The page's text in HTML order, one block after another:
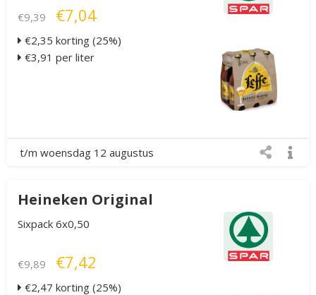
€9,39 €7,04
€2,35 korting (25%)
€3,91 per liter
t/m woensdag 12 augustus
Heineken Original
Sixpack 6x0,50
€9,89 €7,42
€2,47 korting (25%)